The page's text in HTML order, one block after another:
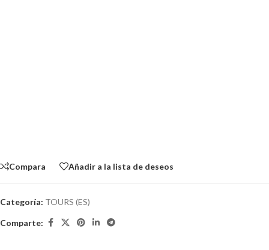
Compara Añadir a la lista de deseos
Categoría: TOURS (ES)
Comparte: